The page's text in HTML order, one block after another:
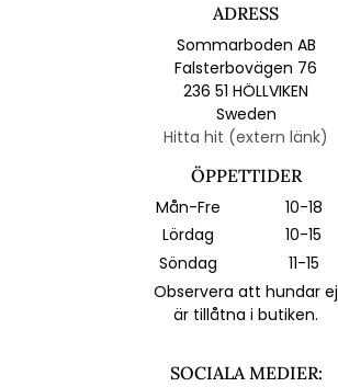
ADRESS
Sommarboden AB
Falsterbovägen 76
236 51 HÖLLVIKEN
Sweden
Hitta hit (extern länk)
ÖPPETTIDER
Mån-Fre
10-18
Lördag
10-15
Söndag
11-15
Observera att hundar ej
är tillåtna i butiken.
SOCIALA MEDIER: